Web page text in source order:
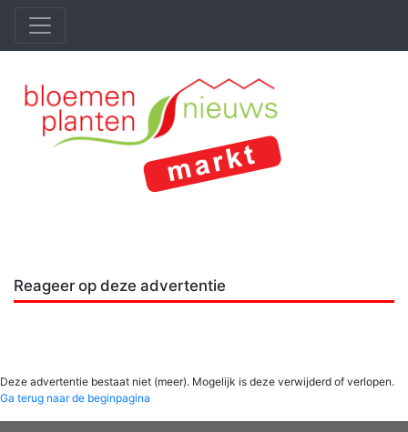
Reageer op deze advertentie
Deze advertentie bestaat niet (meer). Mogelijk is deze verwijderd of verlopen.
Ga terug naar de beginpagina